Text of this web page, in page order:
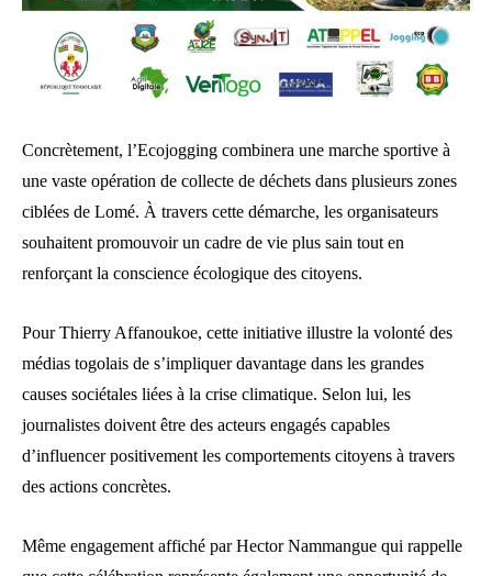
Concrètement, l’Ecojogging combinera une marche sportive à
une vaste opération de collecte de déchets dans plusieurs zones
ciblées de Lomé. À travers cette démarche, les organisateurs
souhaitent promouvoir un cadre de vie plus sain tout en
renforçant la conscience écologique des citoyens.
Pour Thierry Affanoukoe, cette initiative illustre la volonté des
médias togolais de s’impliquer davantage dans les grandes
causes sociétales liées à la crise climatique. Selon lui, les
journalistes doivent être des acteurs engagés capables
d’influencer positivement les comportements citoyens à travers
des actions concrètes.
Même engagement affiché par Hector Nammangue qui rappelle